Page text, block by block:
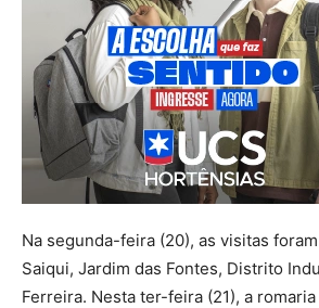
Na segunda-feira (20), as visitas
Saiqui, Jardim das Fontes, Distrito
Ferreira. Nesta ter-feira (21), a